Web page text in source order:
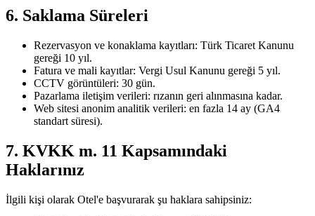
6. Saklama Süreleri
Rezervasyon ve konaklama kayıtları: Türk Ticaret Kanunu
gereği 10 yıl.
Fatura ve mali kayıtlar: Vergi Usul Kanunu gereği 5 yıl.
CCTV görüntüleri: 30 gün.
Pazarlama iletişim verileri: rızanın geri alınmasına kadar.
Web sitesi anonim analitik verileri: en fazla 14 ay (GA4
standart süresi).
7. KVKK m. 11 Kapsamındaki
Haklarınız
İlgili kişi olarak Otel'e başvurarak şu haklara sahipsiniz: